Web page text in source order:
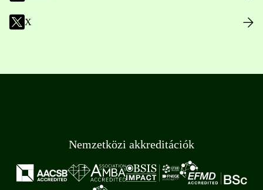
X
Nemzetközi akkreditációk